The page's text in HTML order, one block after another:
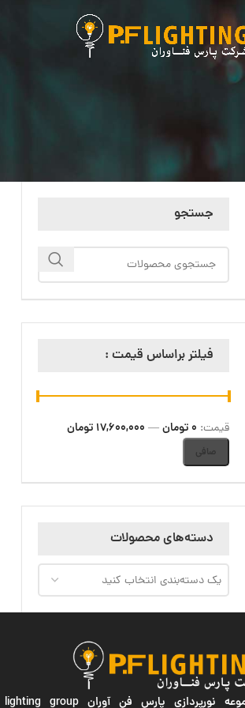
جستجو
فیلتر براساس قیمت :
صافی
قيمت: 0 تومان — 17,600,000 تومان
دسته‌های محصولات
یک دسته‌بندی انتخاب کنید
نورپردازی پارس فن آوران lighting group